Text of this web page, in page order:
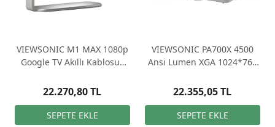
VIEWSONIC M1 MAX 1080p
Google TV Akıllı Kablosuz
Cihazı
22.270,80 TL
VIEWSONIC PA700X 4500
Ansi Lumen XGA 1024*768
22.355,05 TL